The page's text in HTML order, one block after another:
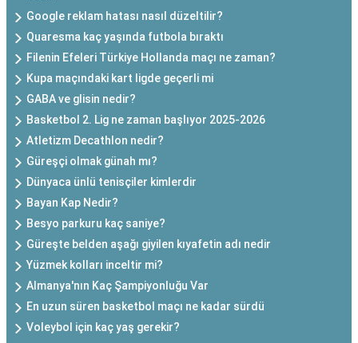
Google reklam hatası nasıl düzeltilir?
Quaresma kaç yaşında futbola bıraktı
Filenin Efeleri Türkiye Hollanda maçı ne zaman?
Kupa maçındaki kart ligde geçerli mi
GABA ve glisin nedir?
Basketbol 2. Lig ne zaman başlıyor 2025-2026
Atletizm Decathlon nedir?
Güreşçi olmak günah mı?
Dünyaca ünlü tenisçiler kimlerdir
Bayan Kap Nedir?
Besyo parkuru kaç saniye?
Güreşte belden aşağı giyilen kıyafetin adı nedir
Yüzmek kolları inceltir mi?
Almanya'nın Kaç Şampiyonluğu Var
En uzun süren basketbol maçı ne kadar sürdü
Voleybol için kaç yaş gerekir?